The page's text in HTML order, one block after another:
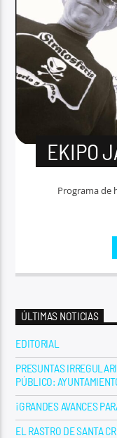
EKIPO
Programa de
ÚLTIMAS NOTICIAS
EDITORIAL
PRESUNTAS
PÚBLICO:
¡GRANDES AVANCES
EL RASTRO DE SANTA